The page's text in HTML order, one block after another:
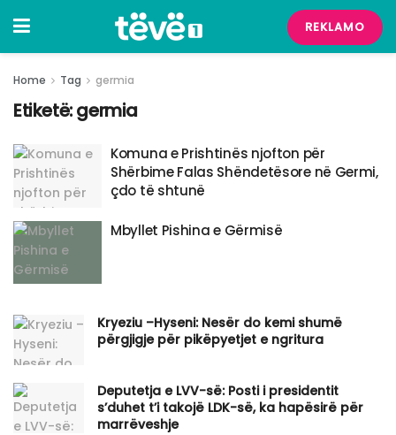
REKLAMO
Home Tag germia
Etiketë:germia
Komuna e Prishtinës njofton për
Shërbime Falas Shëndetësore në Germi,
çdo të shtunë
Mbyllet Pishina e Gërmisë
Kryeziu –Hyseni: Nesër do kemi shumë
përgjigje për pikëpyetjet e ngritura
Deputetja e LVV-së: Posti i presidentit
s’duhet t’i takojë LDK-së, ka hapësirë për
marrëveshje